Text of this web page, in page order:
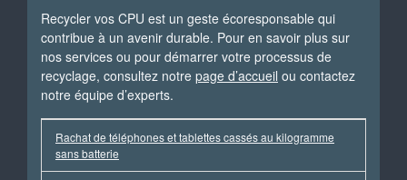
Recycler vos CPU est un geste écoresponsable qui
contribue à un avenir durable. Pour en savoir plus sur
nos services ou pour démarrer votre processus de
recyclage, consultez notre page d’accueil ou contactez
notre équipe d’experts.
Rachat de téléphones et tablettes cassés au kilogramme
sans batterie